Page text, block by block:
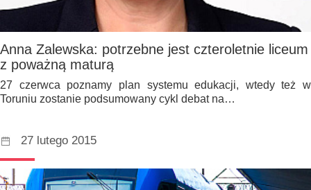
Anna Zalewska: potrzebne jest czteroletnie liceum
z poważną maturą
27 czerwca poznamy plan systemu edukacji, wtedy też w
Toruniu zostanie podsumowany cykl debat na…
27 lutego 2015